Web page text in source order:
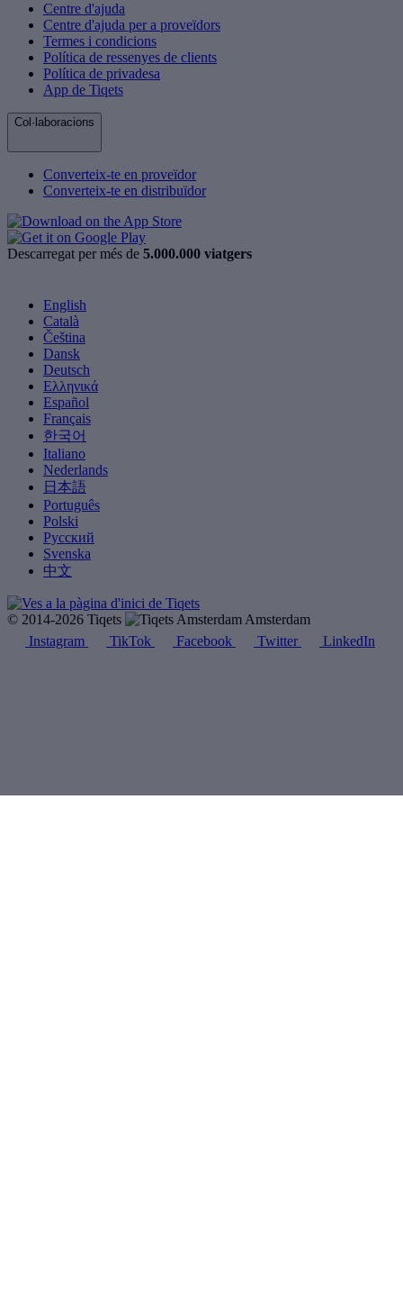
Centre d'ajuda
Centre d'ajuda per a proveïdors
Termes i condicions
Política de ressenyes de clients
Política de privadesa
App de Tiqets
Col·laboracions
Converteix-te en proveïdor
Converteix-te en distribuïdor
Descarregat per més de 5.000.000 viatgers
English
Català
Čeština
Dansk
Deutsch
Ελληνικά
Español
Français
한국어
Italiano
Nederlands
日本語
Português
Polski
Русский
Svenska
中文
© 2014-2026 Tiqets
Amsterdam
Instagram
TikTok Facebook Twitter LinkedIn